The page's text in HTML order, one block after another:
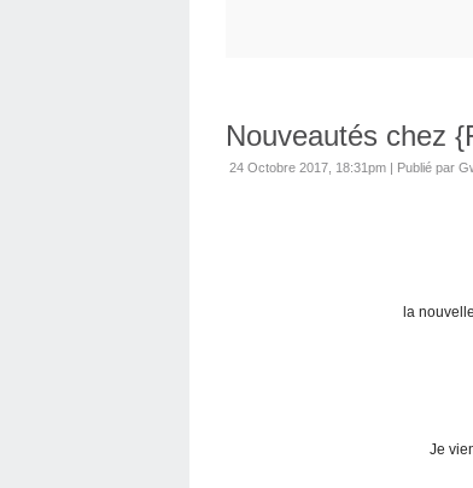
Nouveautés chez
24 Octobre 2017, 18:31pm | Publié par
la
Je